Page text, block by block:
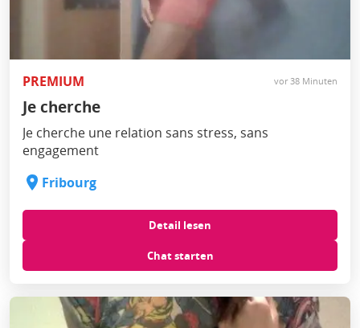
PREMIUM vor 38 Minuten
Je cherche
Je cherche une relation sans stress, sans
engagement
Fribourg
Detail lesen
Chat starten